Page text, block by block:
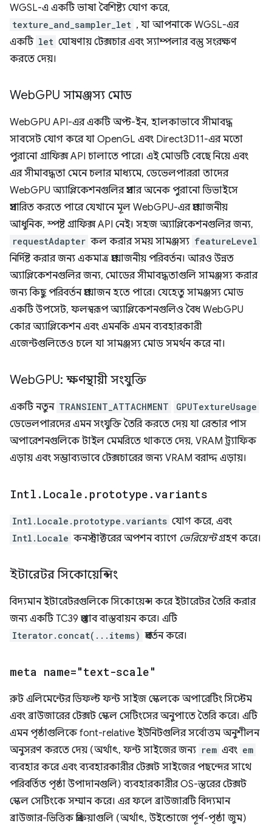
WGSL-এ একটি ভাষা বৈশিষ্ট্য যোগ করে,
texture_and_sampler_let , যা আপনাকে WGSL-এর
একটি let ঘোষণায় টেক্সচার এবং স্যাম্পলার বস্তু সংরক্ষণ
করতে দেয়।
WebGPU সামঞ্জস্য মোড
WebGPU API-এর একটি অপ্ট-ইন, হালকাভাবে সীমাবদ্ধ
সাবসেট যোগ করে যা OpenGL এবং Direct3D11-এর মতো
পুরানো গ্রাফিক্স API চালাতে পারে। এই মোডটি বেছে নিয়ে এবং
এর সীমাবদ্ধতা মেনে চলার মাধ্যমে, ডেভেলপাররা তাদের
WebGPU অ্যাপ্লিকেশনগুলির প্রসার অনেক পুরানো ডিভাইসে
প্রসারিত করতে পারে যেখানে মূল WebGPU-এর প্রয়োজনীয়
আধুনিক, স্পষ্ট গ্রাফিক্স API নেই। সহজ অ্যাপ্লিকেশনগুলির জন্য,
requestAdapter কল করার সময় সামঞ্জস্য featureLevel
নির্দিষ্ট করার জন্য একমাত্র প্রয়োজনীয় পরিবর্তন। আরও উন্নত
অ্যাপ্লিকেশনগুলির জন্য, মোডের সীমাবদ্ধতাগুলি সামঞ্জস্য করার
জন্য কিছু পরিবর্তন প্রয়োজন হতে পারে। যেহেতু সামঞ্জস্য মোড
একটি উপসেট, ফলস্বরূপ অ্যাপ্লিকেশনগুলিও বৈধ WebGPU
কোর অ্যাপ্লিকেশন এবং এমনকি এমন ব্যবহারকারী
এজেন্টগুলিতেও চলে যা সামঞ্জস্য মোড সমর্থন করে না।
WebGPU: ক্ষণস্থায়ী সংযুক্তি
একটি নতুন TRANSIENT_ATTACHMENT GPUTextureUsage
ডেভেলপারদের এমন সংযুক্তি তৈরি করতে দেয় যা রেন্ডার পাস
অপারেশনগুলিকে টাইল মেমরিতে থাকতে দেয়, VRAM ট্র্যাফিক
এড়ায় এবং সম্ভাব্যভাবে টেক্সচারের জন্য VRAM বরাদ্দ এড়ায়।
Intl . Locale . prototype . variants
Intl.Locale.prototype.variants যোগ করে, এবং
Intl.Locale কনস্ট্রাক্টরের অপশন ব্যাগে ভেরিয়েন্টগ্রহণ করে।
ইটারেটর সিকোয়েন্সিং
বিদ্যমান ইটারেটরগুলিকে সিকোয়েন্স করে ইটারেটর তৈরি করার
জন্য একটি TC39 প্রস্তাব বাস্তবায়ন করে। এটি
Iterator.concat(...items) প্রবর্তন করে।
meta name="text-scale"
রুট এলিমেন্টের ডিফল্ট ফন্ট সাইজ স্কেলকে অপারেটিং সিস্টেম
এবং ব্রাউজারের টেক্সট স্কেল সেটিংসের অনুপাতে তৈরি করে। এটি
এমন পৃষ্ঠাগুলিকে font-relative ইউনিটগুলির সর্বোত্তম অনুশীলন
অনুসরণ করতে দেয় (অর্থাৎ, ফন্ট সাইজের জন্য rem এবং em
ব্যবহার করে এবং ব্যবহারকারীর টেক্সট সাইজের পছন্দের সাথে
পরিবর্তিত পৃষ্ঠা উপাদানগুলি) ব্যবহারকারীর OS-স্তরের টেক্সট
স্কেল সেটিংকে সম্মান করে। এর ফলে ব্রাউজারটি বিদ্যমান
ব্রাউজার-ভিত্তিক প্রক্রিয়াগুলি (অর্থাৎ, উইন্ডোজে পূর্ণ-পৃষ্ঠা জুম)